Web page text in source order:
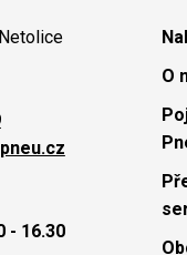
- 16.30
O